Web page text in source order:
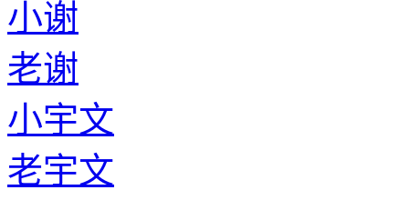
小谢
老谢
小宇文
老宇文